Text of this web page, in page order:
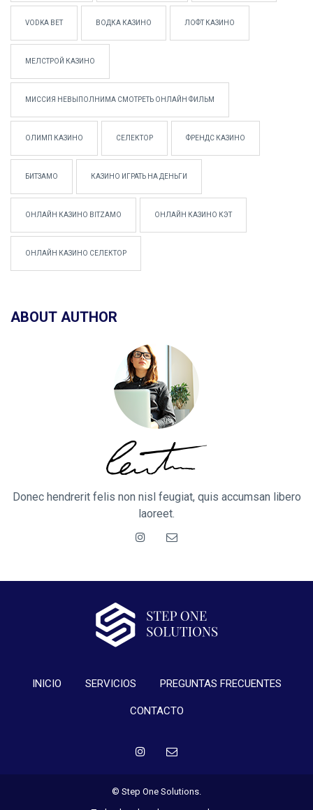
VODKA BET ВОДКА КАЗИНО ЛОФТ КАЗИНО
МЕЛСТРОЙ КАЗИНО
МИССИЯ НЕВЫПОЛНИМА СМОТРЕТЬ ОНЛАЙН ФИЛЬМ
ОЛИМП КАЗИНО СЕЛЕКТОР ФРЕНДС КАЗИНО
БИТЗАМО КАЗИНО ИГРАТЬ НА ДЕНЬГИ
ОНЛАЙН КАЗИНО BITZAMO ОНЛАЙН КАЗИНО КЭТ
ОНЛАЙН КАЗИНО СЕЛЕКТОР
ABOUT AUTHOR
Donec hendrerit felis non nisl feugiat, quis accumsan libero
laoreet.
INICIO SERVICIOS PREGUNTAS FRECUENTES
CONTACTO
© Step One Solutions.